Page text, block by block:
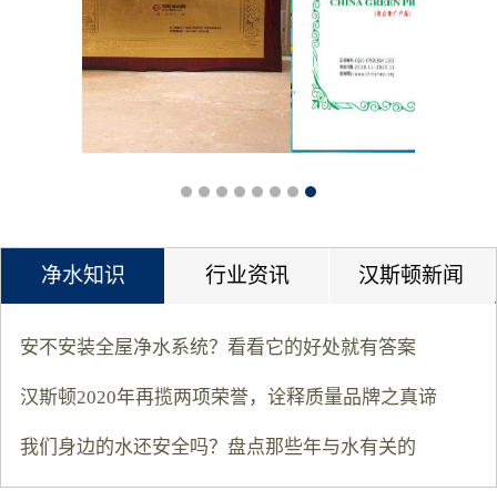
净水知识 行业资讯 汉斯顿新闻
安不安装全屋净水系统？看看它的好处就有答案
汉斯顿2020年再揽两项荣誉，诠释质量品牌之真谛
我们身边的水还安全吗？盘点那些年与水有关的